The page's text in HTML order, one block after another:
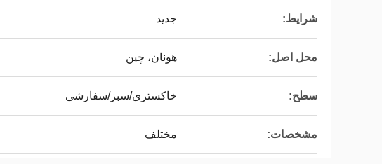
شرایط: جدید
محل اصل: هونان، چین
سطح: خاکستری/سبز/سفارشی
مشخصات: مختلف